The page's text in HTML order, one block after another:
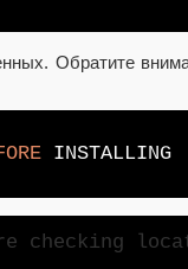
Обратите
INSTALLING
checking